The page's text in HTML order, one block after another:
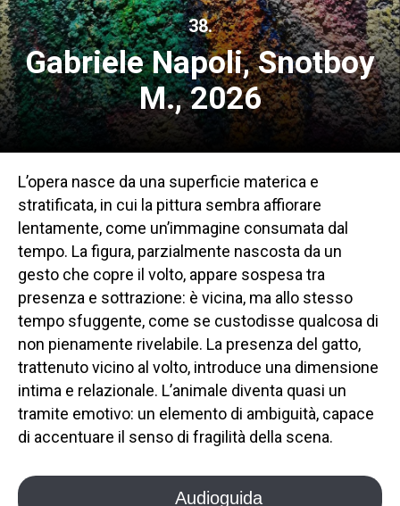
38.
Gabriele Napoli, Snotboy
M., 2026
L’opera nasce da una superficie materica e
stratificata, in cui la pittura sembra affiorare
lentamente, come un’immagine consumata dal
tempo. La figura, parzialmente nascosta da un
gesto che copre il volto, appare sospesa tra
presenza e sottrazione: è vicina, ma allo stesso
tempo sfuggente, come se custodisse qualcosa di
non pienamente rivelabile. La presenza del gatto,
trattenuto vicino al volto, introduce una dimensione
intima e relazionale. L’animale diventa quasi un
tramite emotivo: un elemento di ambiguità, capace
di accentuare il senso di fragilità della scena.
Audioguida